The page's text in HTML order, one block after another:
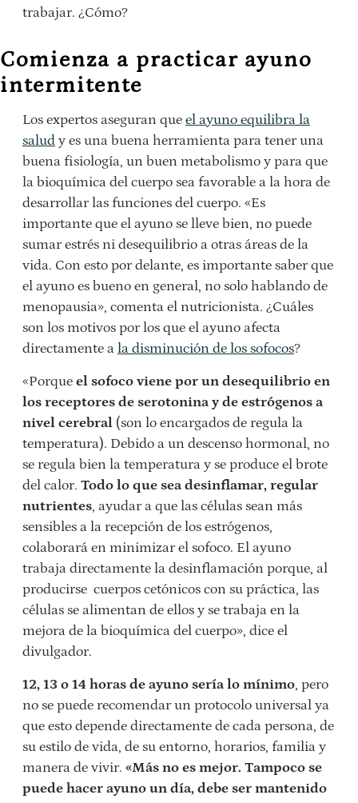
trabajar. ¿Cómo?
Comienza a practicar ayuno
intermitente
Los expertos aseguran que el ayuno equilibra la
salud y es una buena herramienta para tener una
buena fisiología, un buen metabolismo y para que
la bioquímica del cuerpo sea favorable a la hora de
desarrollar las funciones del cuerpo. «Es
importante que el ayuno se lleve bien, no puede
sumar estrés ni desequilibrio a otras áreas de la
vida. Con esto por delante, es importante saber que
el ayuno es bueno en general, no solo hablando de
menopausia», comenta el nutricionista. ¿Cuáles
son los motivos por los que el ayuno afecta
directamente a la disminución de los sofocos?
«Porque el sofoco viene por un desequilibrio en
los receptores de serotonina y de estrógenos a
nivel cerebral (son lo encargados de regula la
temperatura). Debido a un descenso hormonal, no
se regula bien la temperatura y se produce el brote
del calor. Todo lo que sea desinflamar, regular
nutrientes, ayudar a que las células sean más
sensibles a la recepción de los estrógenos,
colaborará en minimizar el sofoco. El ayuno
trabaja directamente la desinflamación porque, al
producirse cuerpos cetónicos con su práctica, las
células se alimentan de ellos y se trabaja en la
mejora de la bioquímica del cuerpo», dice el
divulgador.
12, 13 o 14 horas de ayuno sería lo mínimo, pero
no se puede recomendar un protocolo universal ya
que esto depende directamente de cada persona, de
su estilo de vida, de su entorno, horarios, familia y
manera de vivir. «Más no es mejor. Tampoco se
puede hacer ayuno un día, debe ser mantenido